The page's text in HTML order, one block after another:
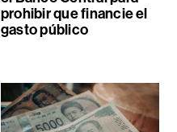
prohibir que financie el
gasto público